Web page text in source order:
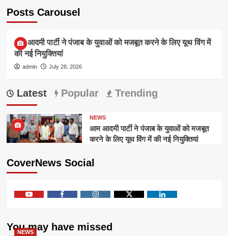
Posts Carousel
NEWS
आम आदमी पार्टी ने पंजाब के युवाओं को मजबूत करने के लिए यूथ विंग में
की नई नियुक्तियां
admin July 28, 2026
Latest Popular Trending
NEWS
आम आदमी पार्टी ने पंजाब के युवाओं को मजबूत
करने के लिए यूथ विंग में की नई नियुक्तियां
CoverNews Social
You may have missed
NEWS